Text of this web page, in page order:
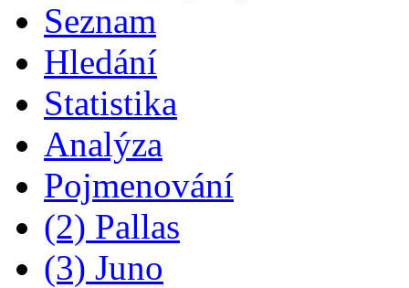
Seznam
Hledání
Statistika
Analýza
Pojmenování
(2) Pallas
(3) Juno